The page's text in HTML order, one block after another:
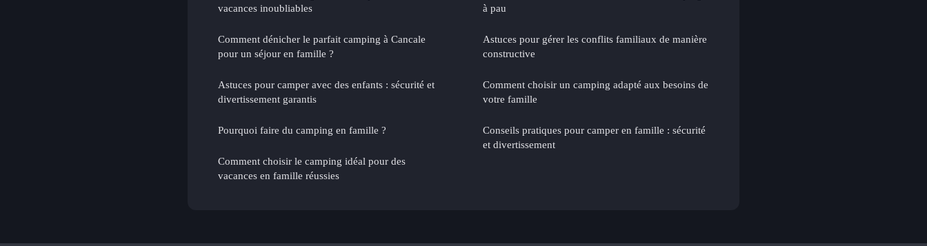
vacances inoubliables
Comment dénicher le parfait camping à Cancale
pour un séjour en famille ?
Astuces pour camper avec des enfants : sécurité et
divertissement garantis
Pourquoi faire du camping en famille ?
Comment choisir le camping idéal pour des
vacances en famille réussies
à pau
Astuces pour gérer les conflits familiaux de manière
constructive
Comment choisir un camping adapté aux besoins de
votre famille
Conseils pratiques pour camper en famille : sécurité
et divertissement